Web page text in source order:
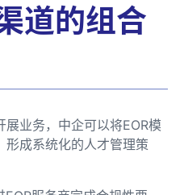
道的组合
业务，中企可以将EOR模
形成系统化的人才管理策